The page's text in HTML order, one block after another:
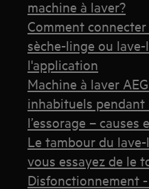
machine à laver?
Comment
sèche-linge ou
l'application
Machine à laver
inhabituels pendant
l’essorage – causes
Le tambour du
vous essayez de le
Disfonctionnement